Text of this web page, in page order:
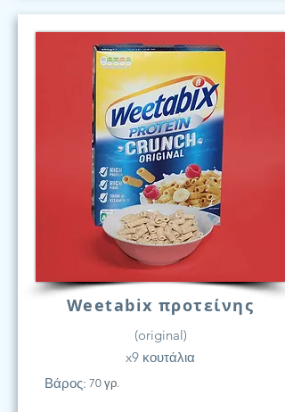
Weetabix προτείνης
(original)
x9 κουτάλια
Βάρος: 70 γρ.